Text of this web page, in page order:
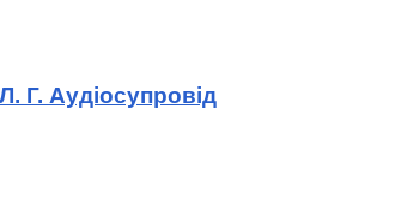
Г. Аудіосупровід